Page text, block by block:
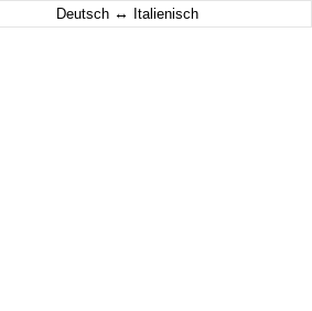
Deutsch ↔ Italienisch